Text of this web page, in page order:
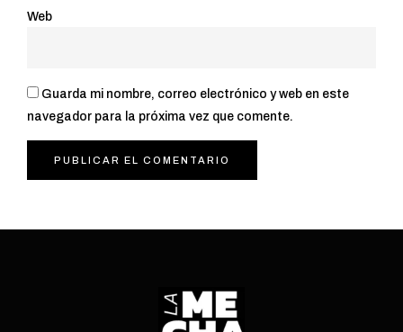
Web
Guarda mi nombre, correo electrónico y web en este
navegador para la próxima vez que comente.